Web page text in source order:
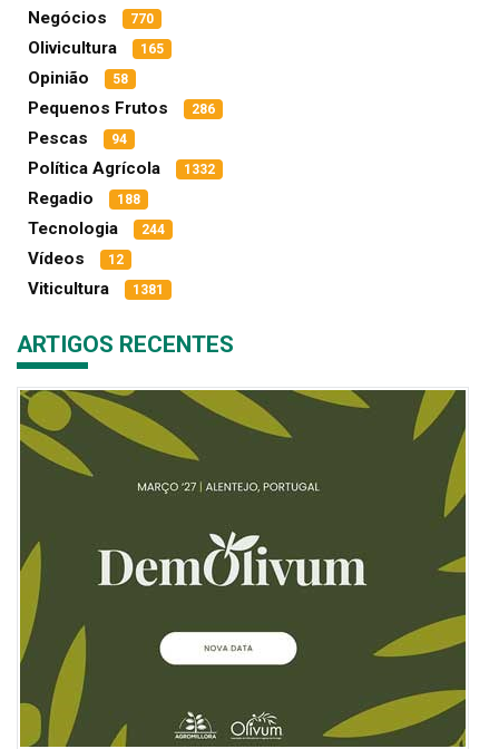
Negócios 770
Olivicultura 165
Opinião 58
Pequenos Frutos 286
Pescas 94
Política Agrícola 1332
Regadio 188
Tecnologia 244
Vídeos 12
Viticultura 1381
ARTIGOS RECENTES